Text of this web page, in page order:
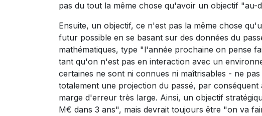
pas du tout la même chose qu'avoir un objectif "au-
Ensuite, un objectif, ce n'est pas la même chose
futur possible en se basant sur des données du
mathématiques, type "l'année prochaine on pense
tant qu'on n'est pas en interaction avec un
certaines ne sont ni connues ni maîtrisables - ne
totalement une projection du passé, par
marge d'erreur très large. Ainsi, un objectif
M€ dans 3 ans", mais devrait toujours être "on va